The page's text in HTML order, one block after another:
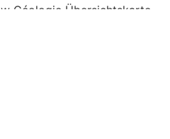
Géologie Übersichtskarte